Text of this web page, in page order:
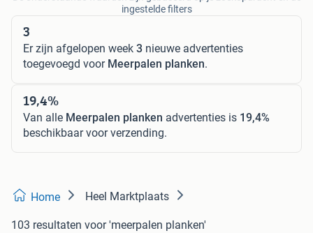
ingestelde filters
3
Er zijn afgelopen week 3 nieuwe advertenties
toegevoegd voor Meerpalen planken.
19,4%
Van alle Meerpalen planken advertenties is 19,4%
beschikbaar voor verzending.
Home Heel Marktplaats
103 resultaten voor 'meerpalen planken'